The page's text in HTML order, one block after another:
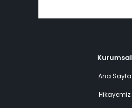
Kurumsal
Ana Sayfa
Hikayemiz